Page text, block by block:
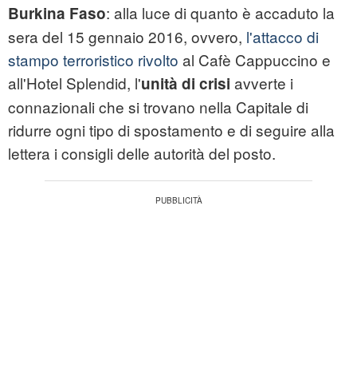
Burkina Faso: alla luce di quanto è accaduto la
sera del 15 gennaio 2016, ovvero, l'attacco di
stampo terroristico rivolto al Cafè Cappuccino e
all'Hotel Splendid, l'unità di crisi avverte i
connazionali che si trovano nella Capitale di
ridurre ogni tipo di spostamento e di seguire alla
lettera i consigli delle autorità del posto.